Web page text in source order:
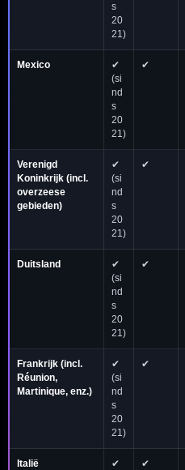
s
20
21)
Mexico
✔
(si
nd
s
20
21)
✔
Verenigd
Koninkrijk (incl.
overzeese
gebieden)
✔
(si
nd
s
20
21)
✔
Duitsland
✔
(si
nd
s
20
21)
✔
Frankrijk (incl.
Réunion,
Martinique, enz.)
✔
(si
nd
s
20
21)
✔
Italië ✔ ✔